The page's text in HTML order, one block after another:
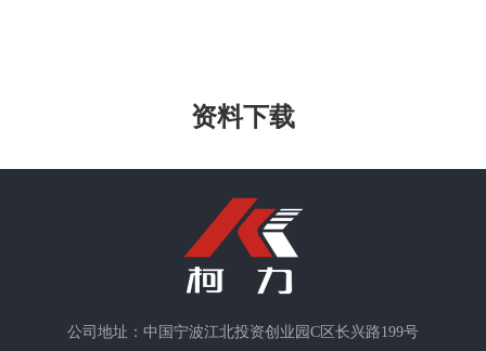
资料下载
公司地址：中国宁波江北投资创业园C区长兴路199号